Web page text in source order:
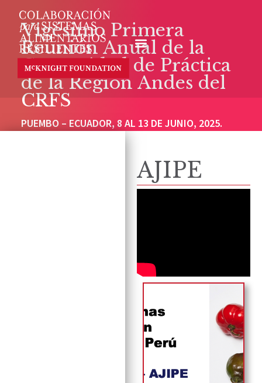
Vigésimo Primera
Reunión Anual de la
Comunidad de Práctica
de la Región Andes del
CRFS
PUEMBO – ECUADOR, 8 AL 13 DE JUNIO, 2025.
AJIPE